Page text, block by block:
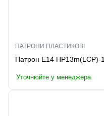
ПАТРОНИ ПЛАСТИКОВІ
Патрон E14 HP13m(LCP)-1
Уточнюйте у менеджера